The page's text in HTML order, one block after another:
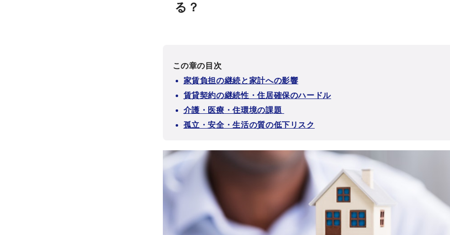
る？
この章の目次
家賃負担の継続と家計への影響
賃貸契約の継続性・住居確保のハードル
介護・医療・住環境の課題
孤立・安全・生活の質の低下リスク